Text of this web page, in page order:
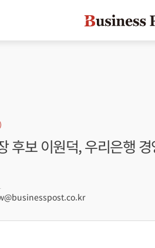
후보 이원덕, 우리은행